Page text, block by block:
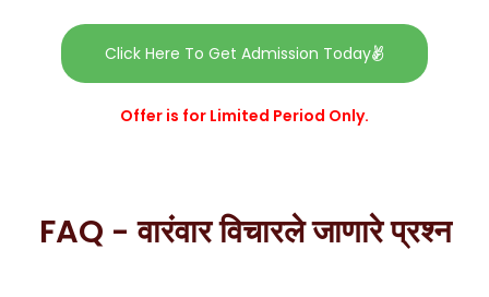
Click Here To Get Admission Today
Offer is for Limited Period Only.
FAQ - वारंवार विचारले जाणारे प्रश्न